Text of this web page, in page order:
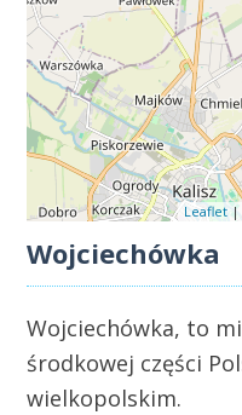
Leaflet|
Wojciechówka
Wojciechówka, to
środkowej części
wielkopolskim.